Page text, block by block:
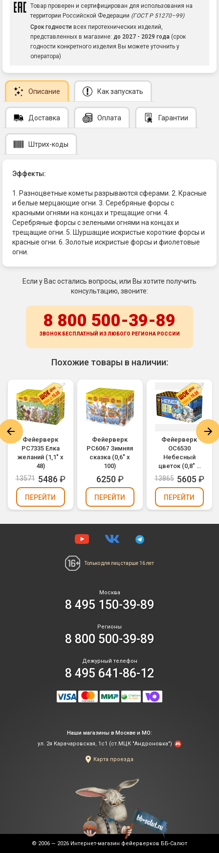
Товар проверен и сертифицирован для использования на
территории Российской Федерации (ГОСТ Р 51270–99)
Срок годности всех пиротехнических изделий,
представленных в магазине: до 2027 - 2029 года (срок
годности конкретного изделия Вы можете уточнить у
оператора)
Описание Как запускать
Доставка Оплата Гарантии
Штрих-коды
Эффекты:
1. Разноцветные кометы разрываются сферами. 2. Красные
и белые мерцающие огни. 3. Серебряные форсы с
красными огнями на концах и трещащие огни. 4.
Серебряные форсы с зелеными огнями на концах и
трещащие огни. 5. Шуршащие искристые короткие форсы и
красные огни. 6. Золотые искристые форсы и фиолетовые
огни.
Если у Вас остались вопросы, или Вы хотите получить
консультацию, звоните:
8 800 500-39-89
ЗВОНОК БЕСПЛАТНЫЙ ИЗ ЛЮБОГО РЕГИОНА РОССИИ
Похожие товары в наличии:
Фейерверк
РС7335 Елка
желаний (1,1" х
48)
13571 5486 ₽
ПЕРЕЙТИ
Фейерверк
РС6067 Зимняя
сказка (0,6" х
100)
6250₽
ПЕРЕЙТИ
Фейерверк
ОС6530
Небесный
цветок (0,8" х
64)
13865 5605 ₽
ПЕРЕЙТИ
Только для лицстарше 16 лет
Москва
8 495 150-39-89
Регионы
8 800 500-39-89
Дежурный телефон
8 495 641-86-12
Наши магазины в Москве и МО:
ул. 2я Карачаровская, 1с1 (ст.МЦК "Андроновка")
Карта проезда
© 2006 — 2026 Интернет-магазин фейерверков ББ-Салют